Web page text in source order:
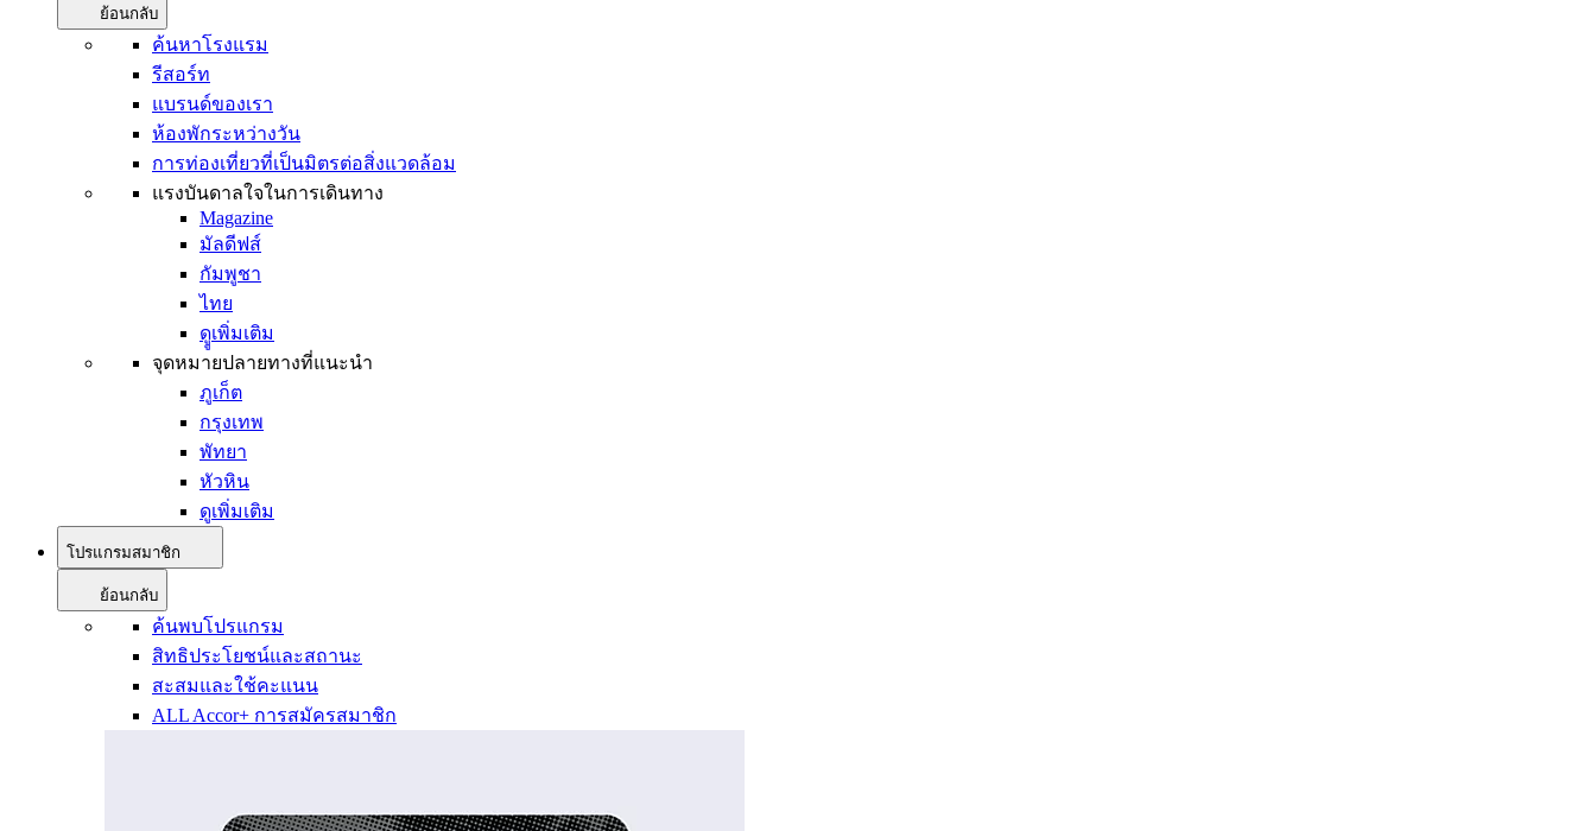
ย้อนกลับ
ค้นหาโรงแรม
รีสอร์ท
แบรนด์ของเรา
ห้องพักระหว่างวัน
การท่องเที่ยวที่เป็นมิตรต่อสิ่งแวดล้อม
แรงบันดาลใจในการเดินทาง
Magazine
มัลดีฟส์
กัมพูชา
ไทย
ดููเพิ่มเติม
จุดหมายปลายทางที่แนะนำ
ภูเก็ต
กรุงเทพ
พัทยา
หัวหิน
ดูเพิ่มเติม
โปรแกรมสมาชิก
ย้อนกลับ
ค้นพบโปรแกรม
สิทธิประโยชน์และสถานะ
สะสมและใช้คะแนน
ALL Accor+ การสมัครสมาชิก